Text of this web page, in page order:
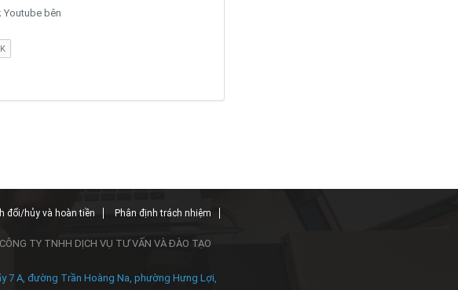
bên
đổi/hủy và hoàn tiền Phân định trách nhiệm
TY TNHH DỊCH VỤ TƯ VẤN VÀ ĐÀO TẠO
7 A, đường Trần Hoàng Na, phường Hưng Lợi,